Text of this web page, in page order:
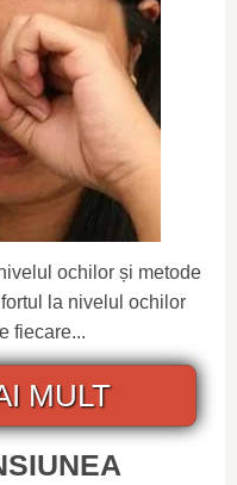
ochilor și metode
la nivelul ochilor
fiecare...
MULT